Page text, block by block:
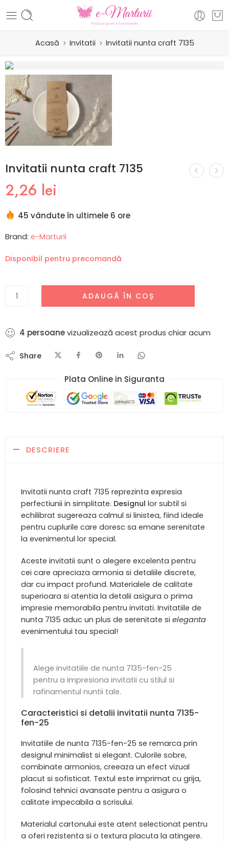
Acasă Invitatii Invitatii nunta craft 7135
Invitatii nunta craft 7135
2,26 lei
45 vândute în ultimele 6 ore
Brand: e-Marturii
Disponibil pentru precomandă
ADAUGĂ ÎN COȘ
6 persoanevizualizează acest produs chiar acum
Share
Plata Online in Siguranta​
DESCRIERE
Invitatii nunta craft 7135 reprezinta expresia
perfectiunii in simplitate. Designul lor subtil si
echilibrat sugereaza calmul si linistea, fiind ideale
pentru cuplurile care doresc sa emane serenitate
la evenimentul lor special.
Aceste invitatii sunt o alegere excelenta pentru
cei care apreciaza armonia si detaliile discrete,
dar cu impact profund. Materialele de calitate
superioara si atentia la detalii asigura o prima
impresie memorabila pentru invitati. Invitatiile de
nunta 7135 aduc un plus de serenitate si eleganta
evenimentului tau special!
Alege invitatiile de nunta 7135-fen-25
pentru a impresiona invitatii cu stilul si
rafinamentul nuntii tale.
Caracteristici si detalii invitatii nunta 7135-
fen-25
Invitatiile de nunta 7135-fen-25 se remarca prin
designul minimalist si elegant. Culorile sobre,
combinate armonios, creeaza un efect vizual
placut si sofisticat. Textul este imprimat cu grija,
folosind tehnici avansate pentru a asigura o
calitate impecabila a scrisului.
Materialul cartonului este atent selectionat pentru
a oferi rezistenta si o textura placuta la atingere.